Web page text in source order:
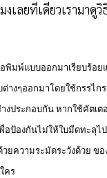
งเลยทีเดียวเรามาดู
พิมพ์แบบออกมาเรียบร้อย
างๆออกมาโดยใช้กรรไก
งประกอบกัน หากใช้คัตเต
อป้องกันไม่ให้ใบมีดทะลุไ
ยความระมัดระวังด้วย ข
คร